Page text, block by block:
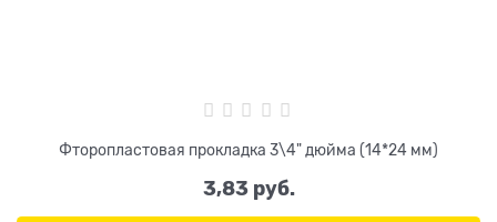
Фторопластовая прокладка 3\4" дюйма (14*24 мм)
3,83 руб.